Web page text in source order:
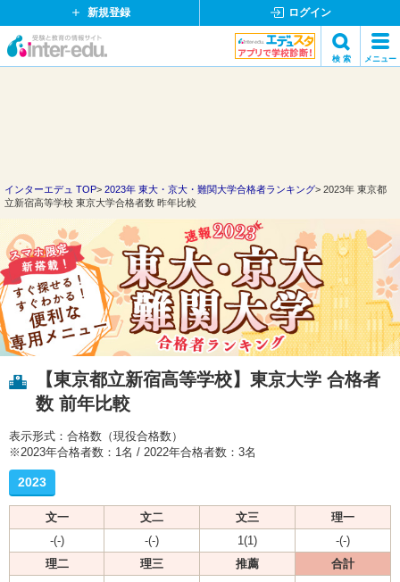
新規登録 ログイン
イ
ド
ッ
ト
コ
ム
検 索 メニュー
インターエデュ TOP 2023年 東大・京大・難関大学合格者ランキング
2023年 東京都
立新宿高等学校 東京大学合格者数 昨年比較
【東京都立新宿高等学校】東京大学 合格者
数 前年比較
表示形式：合格数（現役合格数）
※2023年合格者数：1名 / 2022年合格者数：3名
2023
文一 文二 文三
理一
-(-)
-(-) 1(1)
-(-)
理二
理三 推薦
合計